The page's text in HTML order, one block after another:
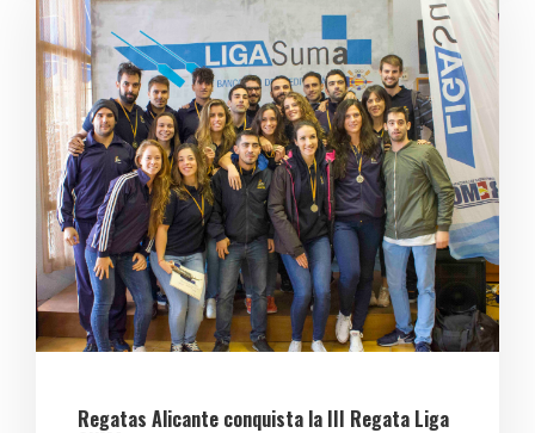
Regatas Alicante conquista la III Regata Liga